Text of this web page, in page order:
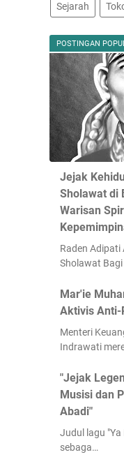
Sejarah
POSTINGAN
Jejak
Sholawat di
Warisan
Raden Adipati
Sholawat
Mar'ie
Aktivis Anti-
Menteri
Indrawati
"Jejak
Musisi dan
Abadi"
Judul lagu
sebaga…